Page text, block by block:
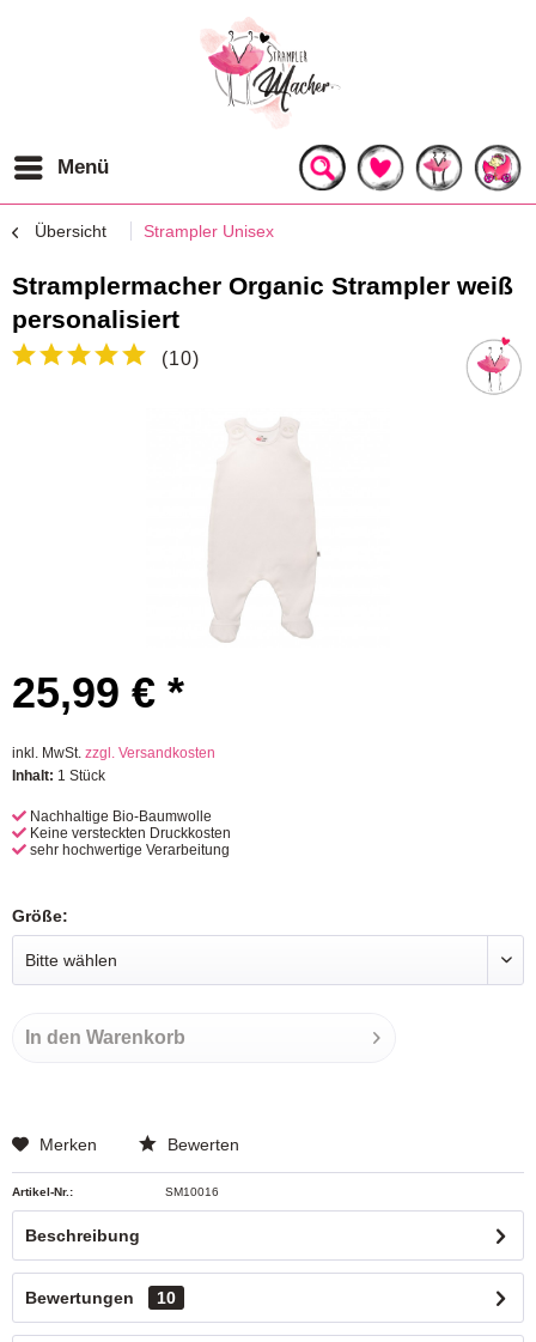
Menü
Übersicht Strampler Unisex
Stramplermacher Organic Strampler weiß
personalisiert
(10)
25,99 € *
inkl. MwSt. zzgl. Versandkosten
Inhalt: 1 Stück
Nachhaltige Bio-Baumwolle
Keine versteckten Druckkosten
sehr hochwertige Verarbeitung
Größe:
In den Warenkorb
Merken Bewerten
Artikel-Nr.: SM10016
Beschreibung
Bewertungen 10